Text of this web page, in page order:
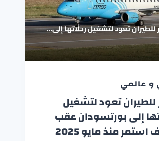
و عالمي
تعود لتشغيل
إلى بورتسودان عقب
منذ مايو 2025